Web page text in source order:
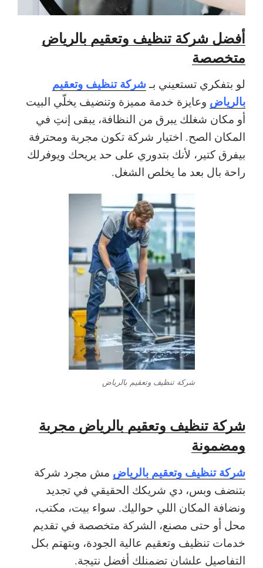
أفضل شركة تنظيف وتعقيم بالرياض
متخصصة
لو بتفكري تستعيني بـ شركة تنظيف وتعقيم
بالرياض وعايزة خدمة مميزة وتنضيف يخلّي البيت
أو مكان شغلك يبرق من النظافة، يبقى إنتِ في
المكان الصح. اختيار شركة تكون مجربة ومحترفة
بيفرق كتير، لأنك بتدوري على حد يريحك ويوفرلك
راحة بال بعد ما يخلص الشغل.
شركة تنظيف وتعقيم بالرياض
شركة تنظيف وتعقيم بالرياض مجربة
ومضمونة
شركة تنظيف وتعقيم بالرياض مش مجرد شركة
بتنضف وبس، دي شريكك الحقيقي في تجديد
ونضافة المكان اللي حواليك. سواء بيت، مكتب،
محل أو حتى مصنع، الشركة متخصصة في تقديم
خدمات تنظيف وتعقيم عالية الجودة، وبتهتم بكل
التفاصيل علشان تضمنلك أفضل نتيجة.